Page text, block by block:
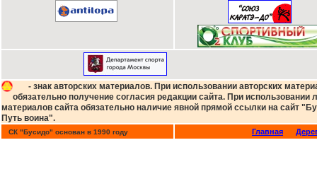
- знак авторских материалов. При использовании авторских
обязательно получение согласия редакции сайта. При использовании
материалов сайта обязательно наличие явной прямой ссылки на сайт
Путь воина".
СК "Бусидо" основан в 1990 году Главная